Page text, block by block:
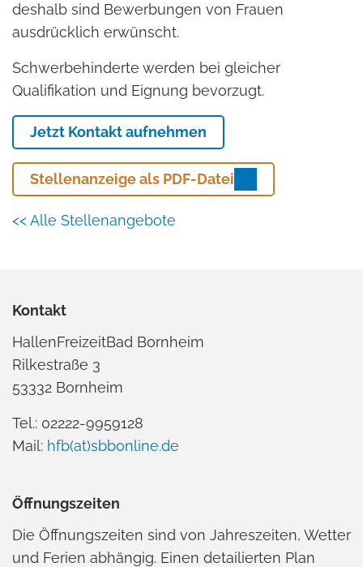
deshalb sind Bewerbungen von Frauen
ausdrücklich erwünscht.
Schwerbehinderte werden bei gleicher
Qualifikation und Eignung bevorzugt.
Jetzt Kontakt aufnehmen
Stellenanzeige als PDF-Datei
<< Alle Stellenangebote
Kontakt
HallenFreizeitBad Bornheim
Rilkestraße 3
53332 Bornheim
Tel.: 02222-9959128
Mail: hfb(at)sbbonline.de
Öffnungszeiten
Die Öffnungszeiten sind von Jahreszeiten, Wetter
und Ferien abhängig. Einen detailierten Plan